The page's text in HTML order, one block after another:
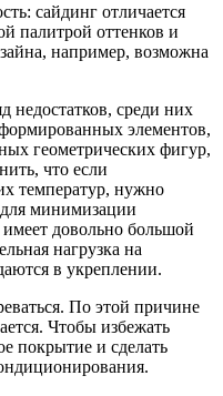
сайдинг отличается
палитрой оттенков и
например, возможна
недостатков, среди них
элементов,
геометрических фигур,
что если
температур, нужно
для минимизации
довольно большой
нагрузка на
в укреплении.
По этой причине
Чтобы избежать
покрытие и сделать